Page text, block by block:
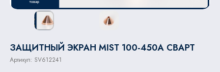
ЗАЩИТНЫЙ ЭКРАН MIST 100-450A СВАРТ
Артикул: SV612241